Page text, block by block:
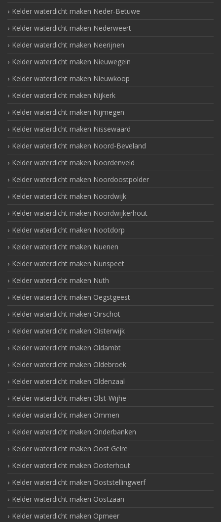
Kelder waterdicht maken Neder-Betuwe
Kelder waterdicht maken Nederweert
Kelder waterdicht maken Neerijnen
Kelder waterdicht maken Nieuwegein
Kelder waterdicht maken Nieuwkoop
Kelder waterdicht maken Nijkerk
Kelder waterdicht maken Nijmegen
Kelder waterdicht maken Nissewaard
Kelder waterdicht maken Noord-Beveland
Kelder waterdicht maken Noordenveld
Kelder waterdicht maken Noordoostpolder
Kelder waterdicht maken Noordwijk
Kelder waterdicht maken Noordwijkerhout
Kelder waterdicht maken Nootdorp
Kelder waterdicht maken Nuenen
Kelder waterdicht maken Nunspeet
Kelder waterdicht maken Nuth
Kelder waterdicht maken Oegstgeest
Kelder waterdicht maken Oirschot
Kelder waterdicht maken Oisterwijk
Kelder waterdicht maken Oldambt
Kelder waterdicht maken Oldebroek
Kelder waterdicht maken Oldenzaal
Kelder waterdicht maken Olst-Wijhe
Kelder waterdicht maken Ommen
Kelder waterdicht maken Onderbanken
Kelder waterdicht maken Oost Gelre
Kelder waterdicht maken Oosterhout
Kelder waterdicht maken Ooststellingwerf
Kelder waterdicht maken Oostzaan
Kelder waterdicht maken Opmeer